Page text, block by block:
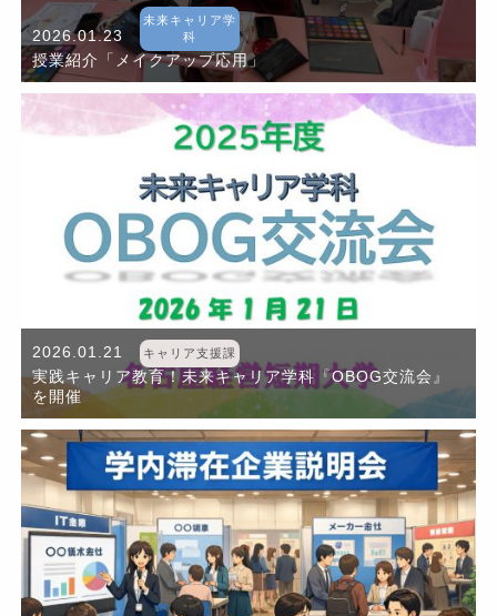
2026.01.23
未来キャリア学
科
授業紹介「メイクアップ応用」
2026.01.21 キャリア支援課
実践キャリア教育！未来キャリア学科『OBOG交流会』
を開催